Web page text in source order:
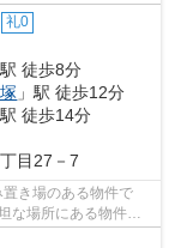
礼0
駅 徒歩8分
」駅 徒歩12分
駅 徒歩14分
目27－7
き場のある物件で
な場所にある物件な